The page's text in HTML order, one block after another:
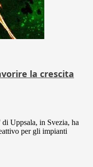
la crescita
Uppsala, in Svezia, ha
per gli impianti